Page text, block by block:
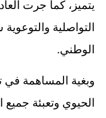
يتميز، كما جرت
التواصلية
الوطني.
وبغية المساهمة في
الحيوي وتعبئة جميع